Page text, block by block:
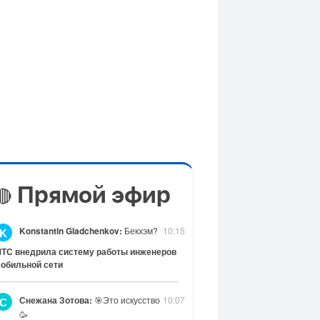
Прямой эфир
10:15
K Konstantin Gladchenkov: Бекхэм?
внедрила систему работы инженеров
сети
10:07
С Снежана Зотова: 🎯Это искусство
🥳